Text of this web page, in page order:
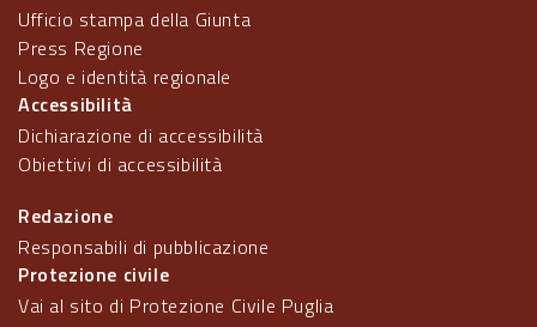
Ufficio stampa della Giunta
Press Regione
Logo e identità regionale
Accessibilità
Dichiarazione di accessibilità
Obiettivi di accessibilità
Redazione
Responsabili di pubblicazione
Protezione civile
Vai al sito di Protezione Civile Puglia